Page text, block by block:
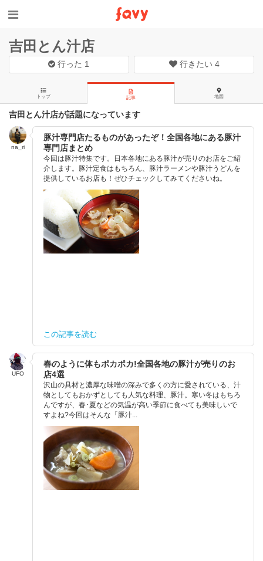
吉田とん汁店
行った 1 行きたい 4
トップ 記事 地図
吉田とん汁店が話題になっています
na_ri
豚汁専門店たるものがあったぞ！全国各地にある豚汁
専門店まとめ
今回は豚汁特集です。日本各地にある豚汁が売りのお店をご紹
介します。豚汁定食はもちろん、豚汁ラーメンや豚汁うどんを
提供しているお店も！ぜひチェックしてみてくださいね。
この記事を読む
UFO
春のように体もポカポカ!全国各地の豚汁が売りのお
店4選
沢山の具材と濃厚な味噌の深みで多くの方に愛されている、汁
物としてもおかずとしても人気な料理、豚汁。寒い冬はもちろ
んですが、春･夏などの気温が高い季節に食べても美味しいで
すよね?今回はそんな「豚汁...